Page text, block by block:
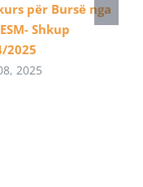
për Bursë nga
Shkup
2025
2025